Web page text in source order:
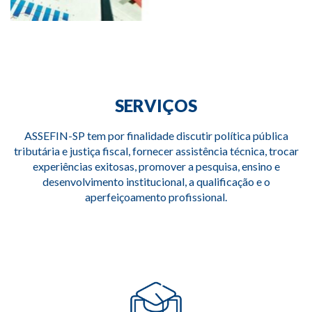
SERVIÇOS
ASSEFIN-SP tem por finalidade discutir política pública
tributária e justiça fiscal, fornecer assistência técnica, trocar
experiências exitosas, promover a pesquisa, ensino e
desenvolvimento institucional, a qualificação e o
aperfeiçoamento profissional.